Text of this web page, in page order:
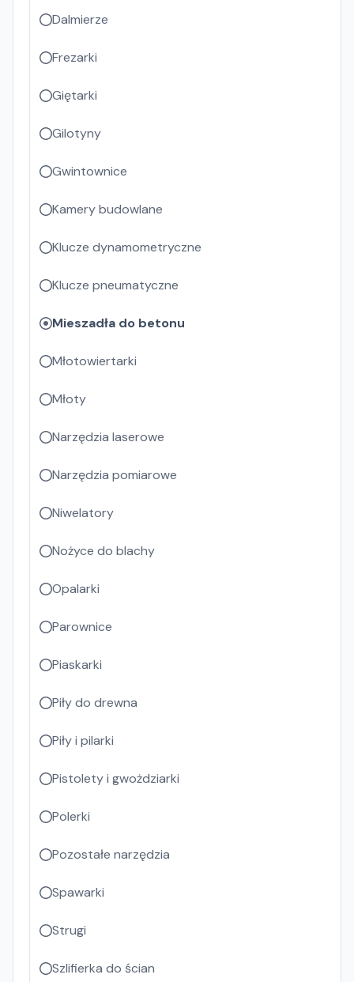
Dalmierze
Frezarki
Giętarki
Gilotyny
Gwintownice
Kamery budowlane
Klucze dynamometryczne
Klucze pneumatyczne
Mieszadła do betonu
Młotowiertarki
Młoty
Narzędzia laserowe
Narzędzia pomiarowe
Niwelatory
Nożyce do blachy
Opalarki
Parownice
Piaskarki
Piły do drewna
Piły i pilarki
Pistolety i gwożdziarki
Polerki
Pozostałe narzędzia
Spawarki
Strugi
Szlifierka do ścian